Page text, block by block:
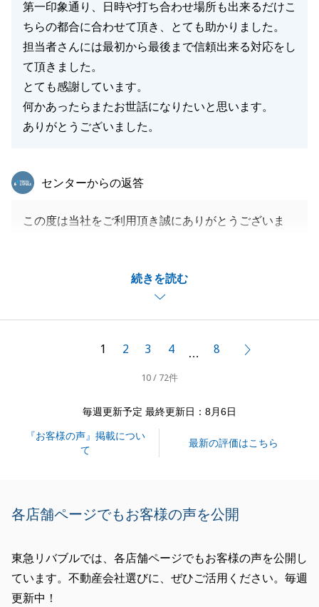
第一印象通り、日時や打ち合わせ場所も出来るだけこ
ちらの都合に合わせて頂き、とても助かりました。
担当者さんには最初から最後まで信頼出来る対応をし
て頂きました。
とても感謝しています。
何かあったらまたお世話になりたいと思います。
ありがとうございました。
続きを読む
東急リバブル
センターからの返答
この度は当社をご利用頂き誠にありがとうございま
お手続きを進めるうえでたくさんご協力を頂く場面が
多く大変助かりました。
また不動産の事でお困りごとがございましたらお気軽
にお申し付けください。
1 2 3 4 … 8
10 / 72件
毎週更新予定 最終更新日：8月6日
『お客様の声』掲載につい
て
最新の評価はこちら
各店舗ページでもお客様の声を公開
東急リバブルでは、各店舗ページでもお客様の声を公開し
ています。不動産会社選びに、ぜひご活用ください。毎週
更新中！